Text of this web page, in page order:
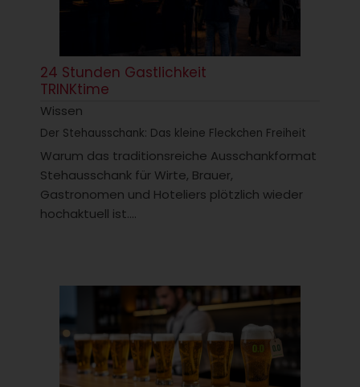
24 Stunden Gastlichkeit
TRINKtime
Wissen
Der Stehausschank: Das kleine Fleckchen Freiheit
Warum das traditionsreiche Ausschankformat
Stehausschank für Wirte, Brauer,
Gastronomen und Hoteliers plötzlich wieder
hochaktuell ist....